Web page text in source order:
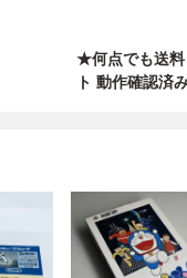
★何点でも送料
ト 動作確認済